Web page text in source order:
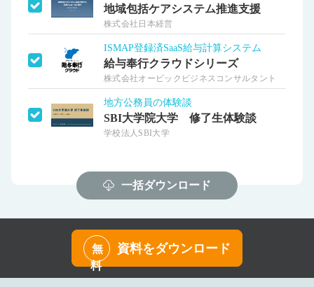
地域包括ケアシステム推進支援
株式会社日本経営
ISMAP登録済SaaS給与計算システム
給与奉行クラウドシリーズ
株式会社オービックビジネスコンサルタント
地方公務員の体験談
SBI大学院大学 修了生体験談
学校法人SBI大学
一括ダウンロード
無
料
資料をダウンロード